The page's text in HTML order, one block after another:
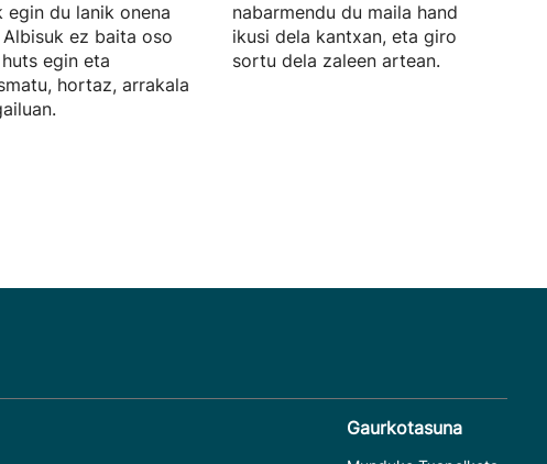
egin du lanik onena
ez baita oso
egin eta
hortaz, arrakala
nabarmendu du maila handiko jokoa
ikusi dela kantxan, eta giro oso polita
sortu dela zaleen artean.
Gaurkotasuna